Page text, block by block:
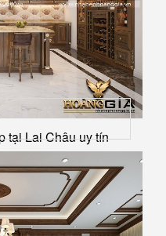
tại Lai Châu uy tín